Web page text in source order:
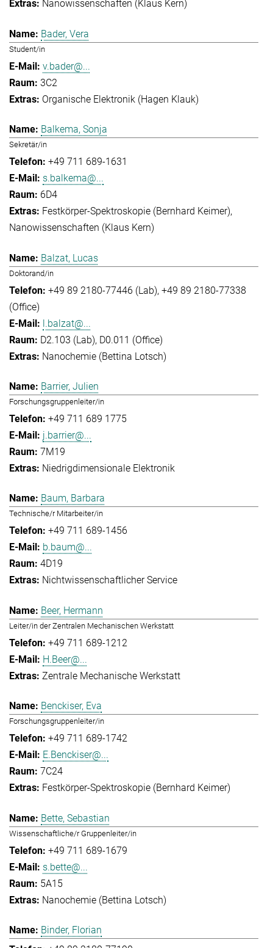
Nanowissenschaften (Klaus Kern)
Bader, Vera
Student/in
v.bader@...
3C2
Organische Elektronik (Hagen Klauk)
Balkema, Sonja
Sekretär/in
+49 711 689-1631
s.balkema@...
6D4
Festkörper-Spektroskopie (Bernhard Keimer)
Nanowissenschaften (Klaus Kern)
Balzat, Lucas
Doktorand/in
+49 89 2180-77446 (Lab) +49 89 2180-77338
(Office)
l.balzat@...
D2.103 (Lab), D0.011 (Office)
Nanochemie (Bettina Lotsch)
Barrier, Julien
Forschungsgruppenleiter/in
+49 711 689 1775
j.barrier@...
7M19
Niedrigdimensionale Elektronik
Baum, Barbara
Technische/r Mitarbeiter/in
+49 711 689-1456
b.baum@...
4D19
Nichtwissenschaftlicher Service
Beer, Hermann
Leiter/in der Zentralen Mechanischen Werkstatt
+49 711 689-1212
H.Beer@...
Zentrale Mechanische Werkstatt
Benckiser, Eva
Forschungsgruppenleiter/in
+49 711 689-1742
E.Benckiser@...
7C24
Festkörper-Spektroskopie (Bernhard Keimer)
Bette, Sebastian
Wissenschaftliche/r Gruppenleiter/in
+49 711 689-1679
s.bette@...
5A15
Nanochemie (Bettina Lotsch)
Binder, Florian